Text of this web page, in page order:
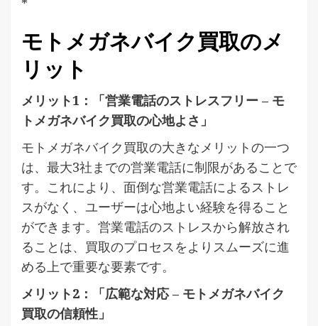
モトメガネバイク買取のメ
リット
メリット1：「営業電話のストレスフリー – モ
トメガネバイク買取の心地よさ」
モトメガネバイク買取の大きなメリットの一つ
は、最大3社までの営業電話に制限があることで
す。これにより、面倒な営業電話によるストレ
スがなく、ユーザーは心地よい経験を得ること
ができます。営業電話のストレスから解放され
ることは、買取のプロセスをよりスムーズに進
める上で重要な要素です。
メリット2：「広範な対応 – モトメガネバイク
買取の信頼性」